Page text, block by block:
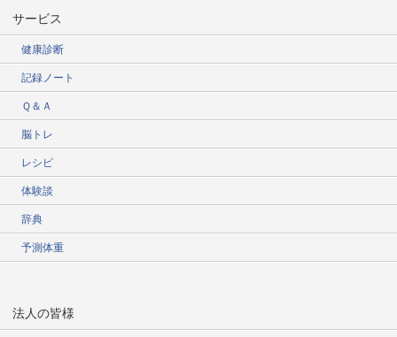
サービス
健康診断
記録ノート
Ｑ＆Ａ
脳トレ
レシピ
体験談
辞典
予測体重
法人の皆様